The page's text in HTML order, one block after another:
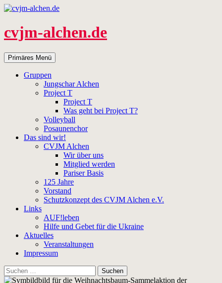
Zum
springen
cvjm-alchen.de
Suchen
Primäres Menü
Gruppen
Jungschar Alchen
Project T
Project T
Was geht bei Project T?
Volleyball
Posaunenchor
Das sind wir!
CVJM Alchen
Wir über uns
Mitglied werden
Pariser Basis
125 Jahre
Vorstand
Schutzkonzept des CVJM Alchen e.V.
Links
AUF!leben
Hilfe und Gebet für die Ukraine
Aktuelles
Veranstaltungen
Impressum
Suchen
nach: